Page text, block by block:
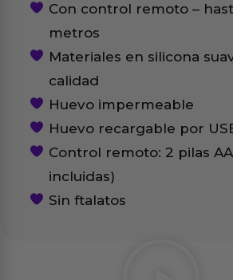
Con control remoto –
metros
Materiales en silicona
calidad
Huevo impermeable
Huevo recargable por
Control remoto: 2 pilas
incluidas)
Sin ftalatos